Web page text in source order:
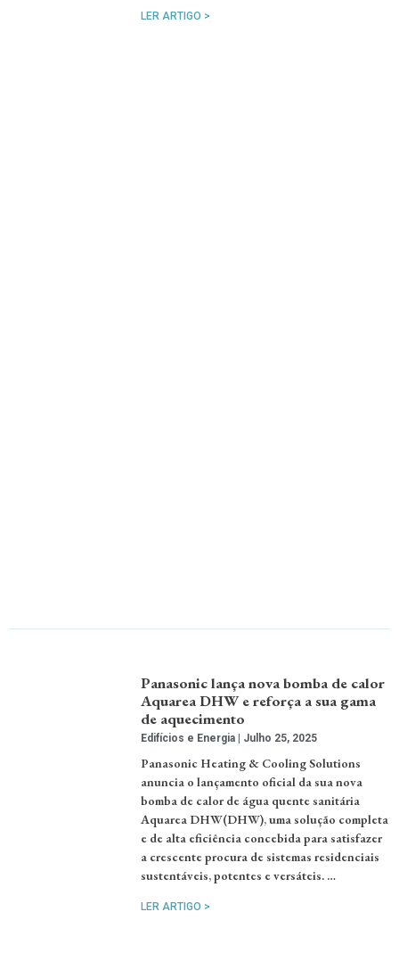
LER ARTIGO >
Panasonic lança nova bomba de calor
Aquarea DHW e reforça a sua gama
de aquecimento
Edifícios e Energia Julho 25, 2025
Panasonic Heating & Cooling Solutions
anuncia o lançamento oficial da sua nova
bomba de calor de água quente sanitária
Aquarea DHW(DHW), uma solução completa
e de alta eficiência concebida para satisfazer
a crescente procura de sistemas residenciais
sustentáveis, potentes e versáteis. …
LER ARTIGO >